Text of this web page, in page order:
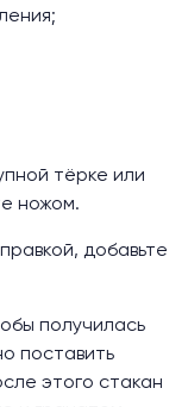
тёрке или
ножом.
добавьте
получилась
поставить
этого стакан